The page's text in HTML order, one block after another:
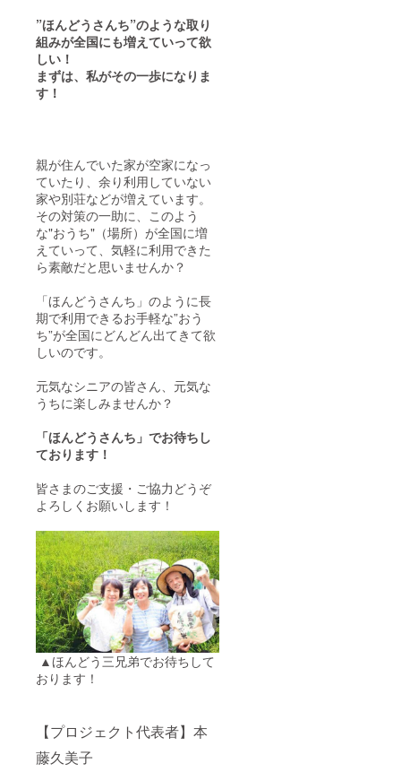
”ほんどうさんち”のような取り
組みが全国にも増えていって欲
しい！
まずは、私がその一歩になりま
す！
親が住んでいた家が空家になっ
ていたり、余り利用していない
家や別荘などが増えています。
その対策の一助に、このよう
な"おうち"（場所）が全国に増
えていって、気軽に利用できた
ら素敵だと思いませんか？
「ほんどうさんち」のように長
期で利用できるお手軽な”おう
ち”が全国にどんどん出てきて欲
しいのです。
元気なシニアの皆さん、元気な
うちに楽しみませんか？
「ほんどうさんち」でお待ちし
ております！
皆さまのご支援・ご協力どうぞ
よろしくお願いします！
▲ほんどう三兄弟でお待ちして
おります！
【プロジェクト代表者】本
藤久美子